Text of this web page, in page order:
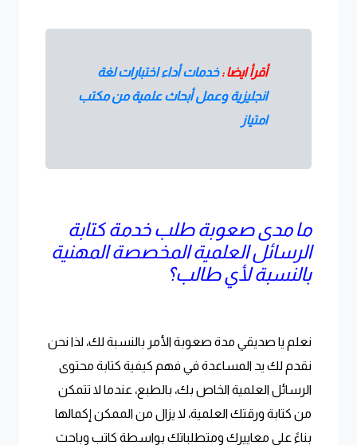
أقرأ ايضا :خدمات أداء اختبارات لغة
انجليزية وعمل أبحاث علمية من مكتب
امتياز
ما مدى صعوبة طلب خدمة كتابة
الرسائل العلمية المخصصة المهنية
بالنسبة لأي طالب؟
نعلم يا صديقي مدة صعوبة الأمر بالنسبة لك، لذا نحن
نقدم لك يد المساعدة في فهم كيفية كتابة محتوى
الرسائل العلمية الخاص بك، بالطبع، عندما لا تتمكن
من كتابة ورقتك العلمية، لا يزال من الممكن إكمالها
بناءً على معاييرك ومتطلباتك بواسطة كاتب وباحث